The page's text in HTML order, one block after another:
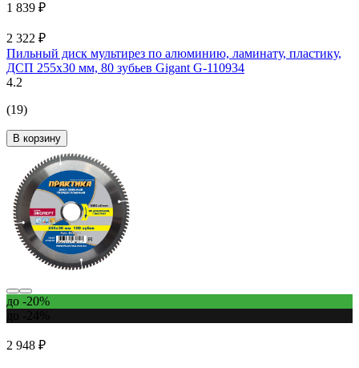
1 839 ₽
2 322 ₽
Пильный диск мультирез по алюминию, ламинату, пластику,
ДСП 255x30 мм, 80 зубьев Gigant G-110934
4.2
(19)
В корзину
до -20%
2 948 ₽